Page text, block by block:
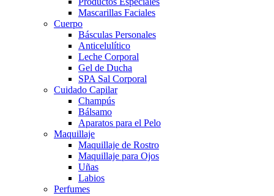
Mascarillas Faciales
Cuerpo
Básculas Personales
Anticelulítico
Leche Corporal
Gel de Ducha
SPA Sal Corporal
Cuidado Capilar
Champús
Bálsamo
Aparatos para el Pelo
Maquillaje
Maquillaje de Rostro
Maquillaje para Ojos
Uñas
Labios
Perfumes